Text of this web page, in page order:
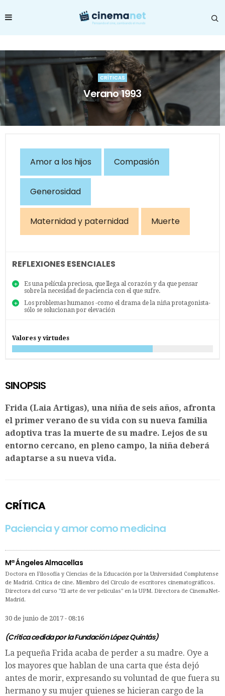
CRÍTICAS
Verano 1993
Amor a los hijos Compasión
Generosidad
Maternidad y paternidad Muerte
REFLEXIONES ESENCIALES
Es una película preciosa, que llega al corazón y da que pensar
sobre la necesidad de paciencia con el que sufre.
Los problemas humanos -como el drama de la niña protagonista-
sólo se solucionan por elevación
Valores y virtudes
SINOPSIS
Frida (Laia Artigas), una niña de seis años, afronta
el primer verano de su vida con su nueva familia
adoptiva tras la muerte de su madre. Lejos de su
entorno cercano, en pleno campo, la niña deberá
adaptarse a su nueva vida.
CRÍTICA
Paciencia y amor como medicina
Mª Ángeles Almacellas
Doctora en Filosofía y Ciencias de la Educación por la Universidad Complutense
de Madrid. Crítica de cine. Miembro del Círculo de escritores cinematográficos.
Directora del curso "El arte de ver películas" en la UPM. Directora de CinemaNet-
Madrid.
30 de junio de 2017 - 08:16
(Crítica cedida por laFundación López Quintás)
La pequeña Frida acaba de perder a su madre. Oye a
los mayores que hablan de una carta que ésta dejó
antes de morir, expresando su voluntad de que fuera su
hermano y su mujer quienes se hicieran cargo de la